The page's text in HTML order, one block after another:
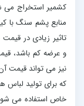
کشمیر استخراج می
منابع پشم سنگ با
تاثیر زیادی در
و عرضه کم باشد،
نیز می تواند قیمت
که برای تولید
خاص استفاده می